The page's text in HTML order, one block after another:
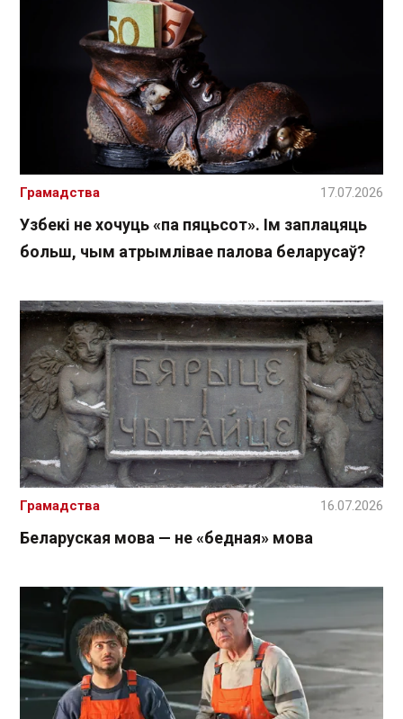
Узбекі не хочуць «па пяцьсот». Ім заплацяць
больш, чым атрымлівае палова беларусаў?
Грамадства 17.07.2026
Беларуская мова — не «бедная» мова
Грамадства 16.07.2026